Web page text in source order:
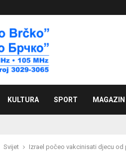
KULTURA SPORT MAGAZIN
Svijet Izrael počeo vakcinisati djecu od